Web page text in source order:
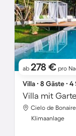
ab 278 € pro
Villa ∙ 8 Gäste ∙
Villa mit
Cielo de
Klimaanlage